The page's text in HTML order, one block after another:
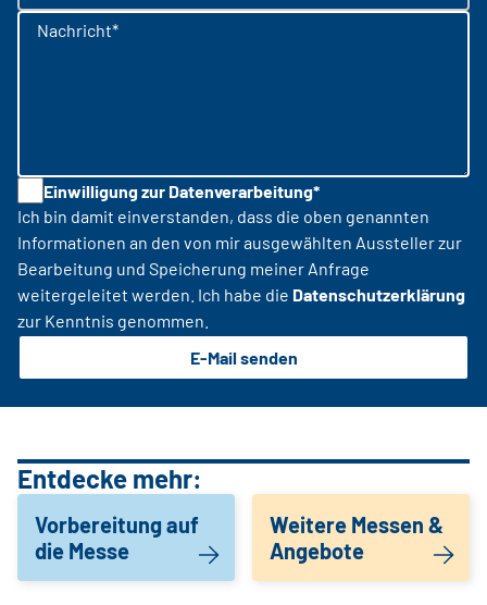
Nachricht*
Einwilligung zur Datenverarbeitung*
Ich bin damit einverstanden, dass die oben genannten
Informationen an den von mir ausgewählten Aussteller zur
Bearbeitung und Speicherung meiner Anfrage
weitergeleitet werden. Ich habe die Datenschutzerklärung
zur Kenntnis genommen.
E-Mail senden
Entdecke mehr:
Vorbereitung auf
die Messe
Weitere Messen &
Angebote